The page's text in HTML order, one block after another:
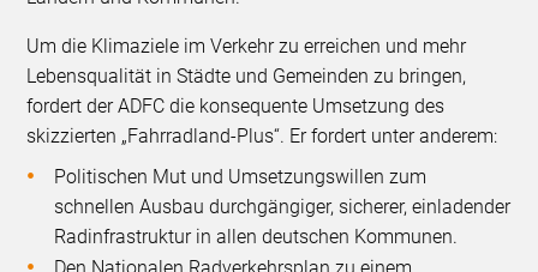
Um die Klimaziele im Verkehr zu erreichen und mehr
Lebensqualität in Städte und Gemeinden zu bringen,
fordert der ADFC die konsequente Umsetzung des
skizzierten „Fahrradland-Plus“. Er fordert unter anderem:
Politischen Mut und Umsetzungswillen zum
schnellen Ausbau durchgängiger, sicherer, einladender
Radinfrastruktur in allen deutschen Kommunen.